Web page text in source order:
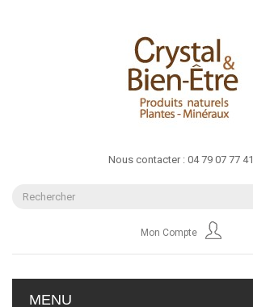
Nous contacter : 04 79 07 77 41
Mon Compte
MENU